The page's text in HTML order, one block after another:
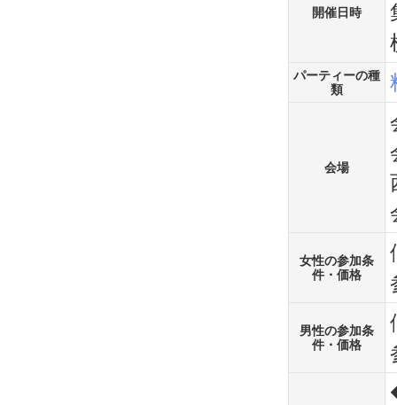
開催日時
パーティーの種
類
会場
女性の参加条
件・価格
男性の参加条
件・価格